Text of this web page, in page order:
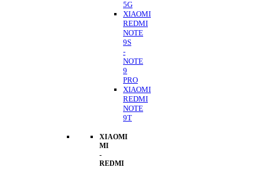
5G
XIAOMI
REDMI
NOTE
9S
-
NOTE
9
PRO
XIAOMI
REDMI
NOTE
9T
XIAOMI
MI
-
REDMI